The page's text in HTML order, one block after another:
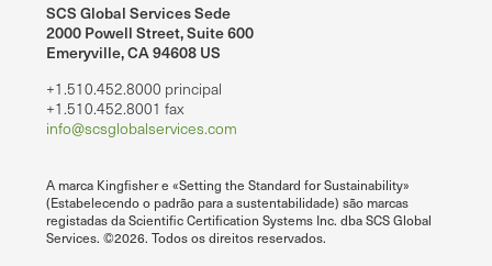
SCS Global Services Sede
2000 Powell Street, Suite 600
Emeryville, CA 94608 US
+1.510.452.8000 principal
+1.510.452.8001 fax
info@scsglobalservices.com
A marca Kingfisher e «Setting the Standard for Sustainability»
(Estabelecendo o padrão para a sustentabilidade) são marcas
registadas da Scientific Certification Systems Inc. dba SCS Global
Services. ©2026. Todos os direitos reservados.